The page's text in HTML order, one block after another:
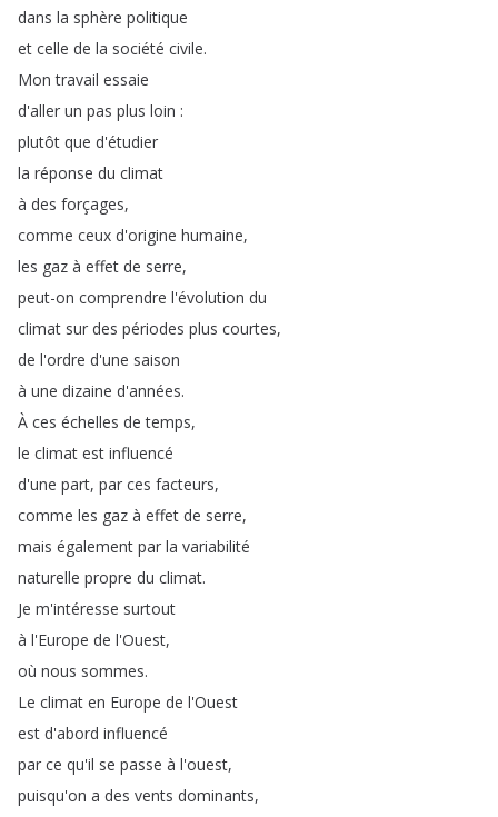
dans la sphère politique
et celle de la société civile.
Mon travail essaie
d'aller un pas plus loin :
plutôt que d'étudier
la réponse du climat
à des forçages,
comme ceux d'origine humaine,
les gaz à effet de serre,
peut-on comprendre l'évolution du
climat sur des périodes plus courtes,
de l'ordre d'une saison
à une dizaine d'années.
À ces échelles de temps,
le climat est influencé
d'une part, par ces facteurs,
comme les gaz à effet de serre,
mais également par la variabilité
naturelle propre du climat.
Je m'intéresse surtout
à l'Europe de l'Ouest,
où nous sommes.
Le climat en Europe de l'Ouest
est d'abord influencé
par ce qu'il se passe à l'ouest,
puisqu'on a des vents dominants,